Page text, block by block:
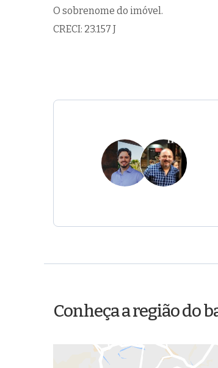
O sobrenome do imóvel.
CRECI: 23.157 J
Conheça a região do